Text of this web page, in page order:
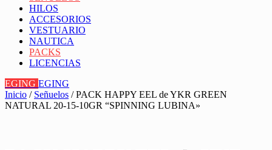
HILOS
ACCESORIOS
VESTUARIO
NAUTICA
PACKS
LICENCIAS
EGING EGING
Inicio / Señuelos / PACK HAPPY EEL de YKR GREEN
NATURAL 20-15-10GR “SPINNING LUBINA»